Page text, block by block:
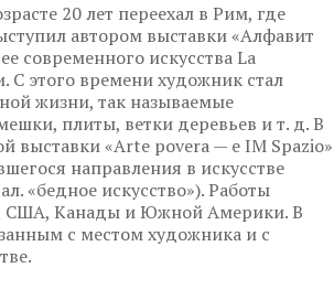
20 лет переехал в Рим, где
автором выставки «Алфавит
современного искусства La
С этого времени художник стал
жизни, так называемые
плиты, ветки деревьев и т. д. В
выставки «Arte povera — e IM Spazio»
направления в искусстве
«бедное искусство»). Работы
США, Канады и Южной Америки. В
с местом художника и с